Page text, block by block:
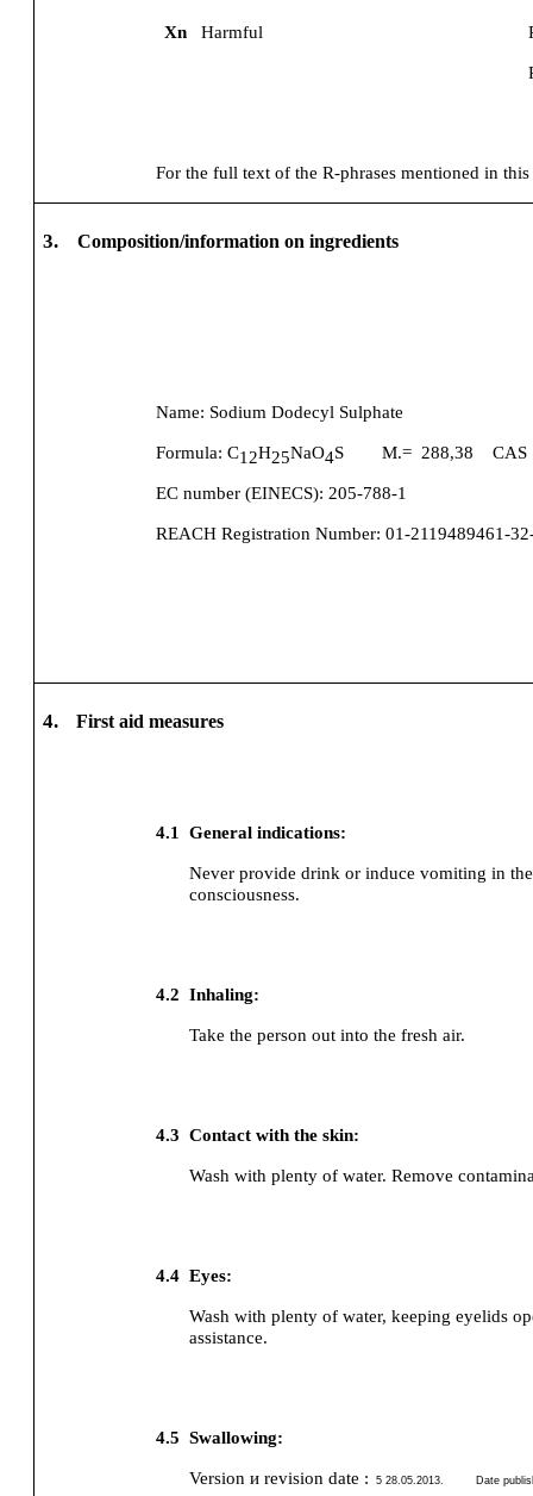
Xn Harmful
For the full text of the R-phrases mentioned in this
3. Composition/information on ingredients
Name: Sodium Dodecyl Sulphate
Formula: C12H25NaO4S M.= 288,38 CAS
EC number (EINECS): 205-788-1
REACH Registration Number: 01-2119489461-
4. First aid measures
4.1 General indications:
Never provide drink or induce vomiting in
consciousness.
4.2 Inhaling:
Take the person out into the fresh air.
4.3 Contact with the skin:
Wash with plenty of water. Remove
4.4 Eyes:
Wash with plenty of water, keeping eyelids
assistance.
4.5 Swallowing:
Version и revision date : 5 28.05.2013. Date